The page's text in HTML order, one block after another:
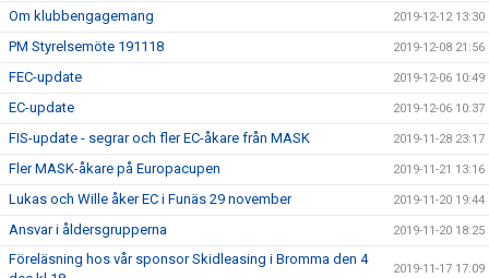
Om klubbengagemang 2019-12-12 13:30
PM Styrelsemöte 191118 2019-12-08 21:56
FEC-update 2019-12-06 10:49
EC-update 2019-12-06 10:37
FIS-update - segrar och fler EC-åkare från MASK 2019-11-28 23:17
Fler MASK-åkare på Europacupen 2019-11-21 13:16
Lukas och Wille åker EC i Funäs 29 november 2019-11-20 19:44
Ansvar i åldersgrupperna 2019-11-20 18:25
Föreläsning hos vår sponsor Skidleasing i Bromma den 4
2019-11-17 17:09